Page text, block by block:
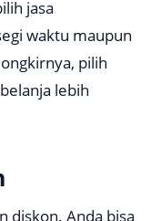
jasa
waktu maupun
pilih
lebih
diskon. Anda bisa